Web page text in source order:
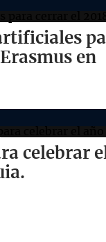
en
celebrar